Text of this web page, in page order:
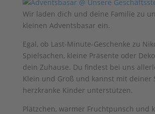
Wir laden dich und deine Familie zu
kleinen Adventsbasar ein.
Egal, ob Last-Minute-Geschenke zu
Spielsachen, kleine Präsente oder
dein Zuhause. Du findest bei uns
Klein und Groß und kannst mit deiner
herzkranke Kinder unterstützen.
Plätzchen, warmer Fruchtpunsch und